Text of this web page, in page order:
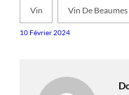
Vin Vin De Beaumes
10 Février 2024